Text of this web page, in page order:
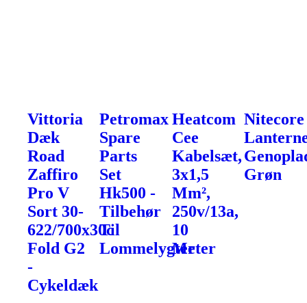
Vittoria
Dæk
Road
Zaffiro
Pro V
Sort 30-
622/700x30c
Fold G2
-
Cykeldæk
Petromax
Spare
Parts
Set
Hk500 -
Tilbehør
Til
Lommelygter
Heatcom
Cee
Kabelsæt,
3x1,5
Mm²,
250v/13a,
10
Meter
Nitecore
Grøn